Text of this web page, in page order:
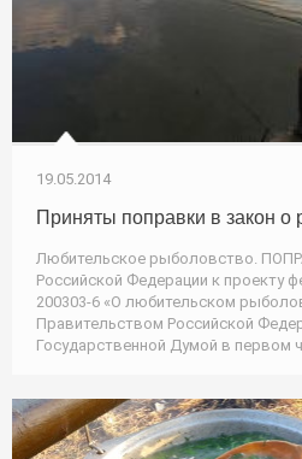
19.05.2014
Приняты поправки в закон о
Любительское рыболовство.
Российской Федерации к проекту
200303-6 «О любительском
Правительством Российской
Государственной Думой в первом